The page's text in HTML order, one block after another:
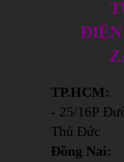
ĐIỆN
TP.HCM:
- 25/16P
Thủ Đức
Đồng Nai: